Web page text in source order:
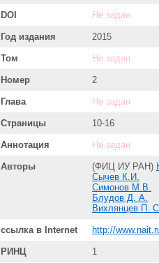
DOI Не задан
Год издания 2015
Том Не задан
Номер 2
Глава Не задан
Страницы 10-16
Аннотация Не задан
Авторы (ФИЦ ИУ РАН)
Сычев К.И.
Симонов М.В.
Блудов Д. А.
Вихлянцев П. С.
ссылка в Internet http://
РИНЦ 1